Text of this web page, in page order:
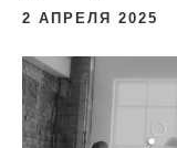
2 АПРЕЛЯ 2025